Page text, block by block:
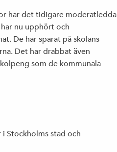
har det tidigare moderatledda
nu upphört och
De har sparat på skolans
Det har drabbat även
som de kommunala
Stockholms stad och